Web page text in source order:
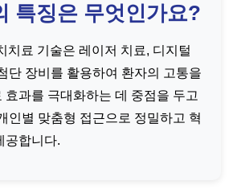
특징은 무엇인가요?
치료 기술은 레이저 치료, 디지털
단 장비를 활용하여 환자의 고통을
효과를 극대화하는 데 중점을 두고
인별 맞춤형 접근으로 정밀하고 혁
공합니다.